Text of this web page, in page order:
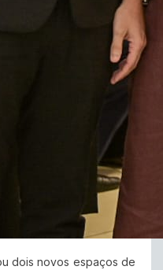
dois novos espaços de